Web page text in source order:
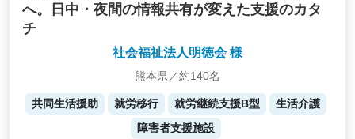
へ。日中・夜間の情報共有が変えた支援のカタ
チ
社会福祉法人明徳会 様
熊本県／約140名
共同生活援助 就労移行 就労継続支援B型
生活介護
障害者支援施設